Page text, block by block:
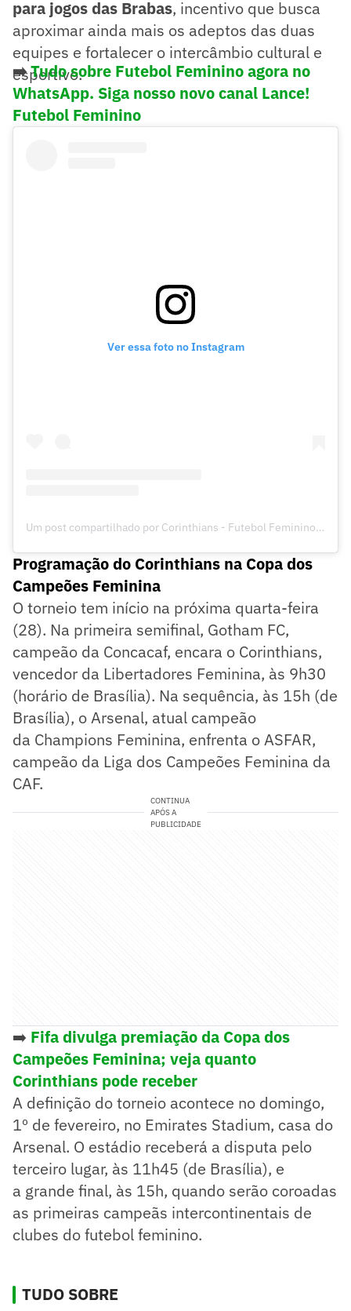
para jogos das Brabas, incentivo que busca
aproximar ainda mais os adeptos das duas
equipes e fortalecer o intercâmbio cultural e
esportivo.
➡️Tudo sobre Futebol Feminino agora no
WhatsApp. Siga nosso novo canal Lance!
Futebol Feminino
Ver essa foto no Instagram
Um post compartilhado por Corinthians - Futebol Feminino (@corinthiansfutebolfeminino)
Programação do Corinthians na Copa dos
Campeões Feminina
O torneio tem início na próxima quarta-feira
(28). Na primeira semifinal, Gotham FC,
campeão da Concacaf, encara o Corinthians,
vencedor da Libertadores Feminina, às 9h30
(horário de Brasília). Na sequência, às 15h (de
Brasília), o Arsenal, atual campeão
da Champions Feminina, enfrenta o ASFAR,
campeão da Liga dos Campeões Feminina da
CAF.
CONTINUA
APÓS A
PUBLICIDADE
➡️ Fifa divulga premiação da Copa dos
Campeões Feminina; veja quanto
Corinthians pode receber
A definição do torneio acontece no domingo,
1º de fevereiro, no Emirates Stadium, casa do
Arsenal. O estádio receberá a disputa pelo
terceiro lugar, às 11h45 (de Brasília), e
a grande final, às 15h, quando serão coroadas
as primeiras campeãs intercontinentais de
clubes do futebol feminino.
TUDO SOBRE